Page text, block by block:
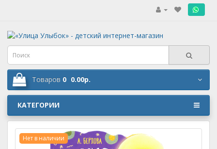
Товаров 0 0.00р.
КАТЕГОРИИ
Нет в наличии